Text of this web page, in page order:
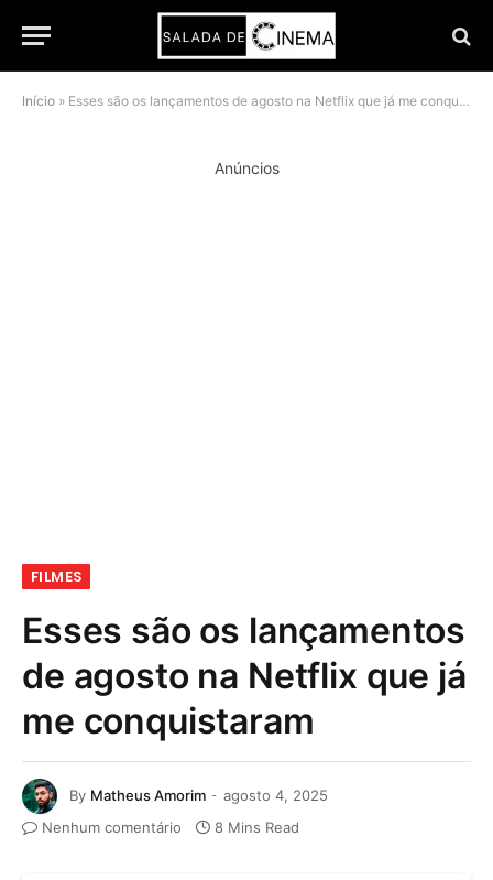
Início » Esses são os lançamentos de agosto na Netflix que já me conquistaram
Anúncios
FILMES
Esses são os lançamentos
de agosto na Netflix que já
me conquistaram
By Matheus Amorim
agosto 4, 2025
Nenhum comentário
8 Mins Read